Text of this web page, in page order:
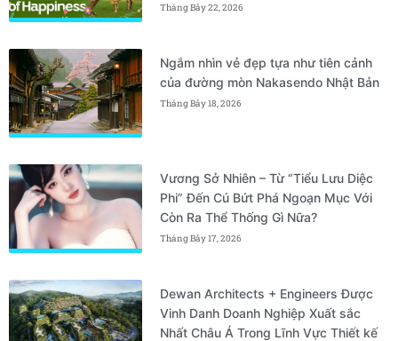
Tháng Bảy 22, 2026
Ngắm nhìn vẻ đẹp tựa như tiên cảnh
của đường mòn Nakasendo Nhật Bản
Tháng Bảy 18, 2026
Vương Sở Nhiên – Từ “Tiểu Lưu Diệc
Phi” Đến Cú Bứt Phá Ngoạn Mục Với
Còn Ra Thể Thống Gì Nữa?
Tháng Bảy 17, 2026
Dewan Architects + Engineers Được
Vinh Danh Doanh Nghiệp Xuất sắc
Nhất Châu Á Trong Lĩnh Vực Thiết kế